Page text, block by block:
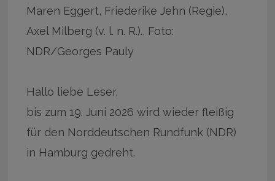
Maren Eggert, Friederike Jehn (Regie),
Axel Milberg (v. l. n. R.)., Foto:
NDR/Georges Pauly
Hallo liebe Leser,
bis zum 19. Juni 2026 wird wieder fleißig
für den Norddeutschen Rundfunk (NDR)
in Hamburg gedreht.